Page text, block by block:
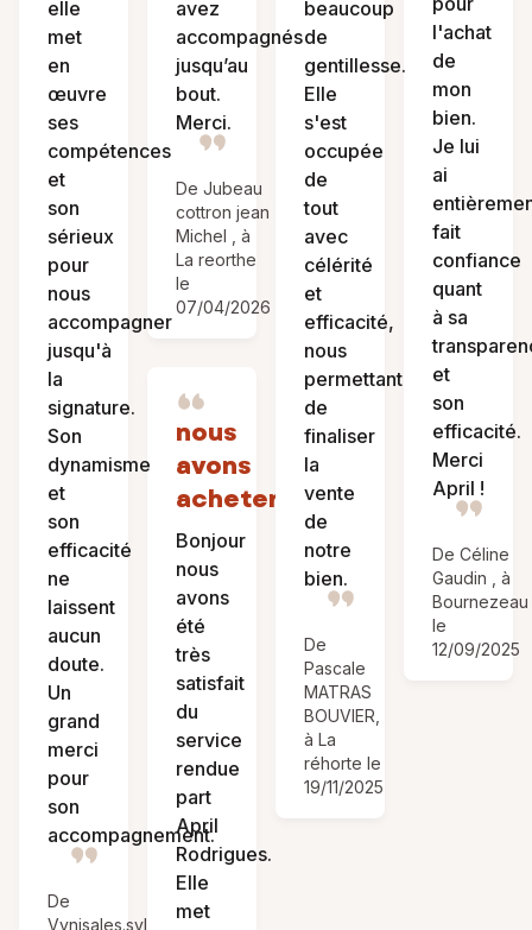
elle
met
en
œuvre
ses
compétences
et
son
sérieux
pour
nous
accompagner
jusqu'à
la
signature.
Son
dynamisme
et
son
efficacité
ne
laissent
aucun
doute.
Un
grand
merci
pour
son
accompagnement.
De
Vynisales.sylviane,
avez
accompagnés
jusqu’au
bout.
Merci.
De Jubeau
cottron jean
Michel , à
La reorthe
le
07/04/2026
nous
avons
acheter
Bonjour
nous
avons
été
très
satisfait
du
service
rendue
part
April
Rodrigues.
Elle
met
beaucoup
de
gentillesse.
Elle
s'est
occupée
de
tout
avec
célérité
et
efficacité,
nous
permettant
de
finaliser
la
vente
de
notre
bien.
De
Pascale
MATRAS
BOUVIER,
à La
réhorte le
19/11/2025
l'achat
de
mon
bien.
Je lui
ai
fait
confiance
quant
à sa
et
son
efficacité.
Merci
April !
De Céline
Gaudin , à
Bournezeau
le
12/09/2025